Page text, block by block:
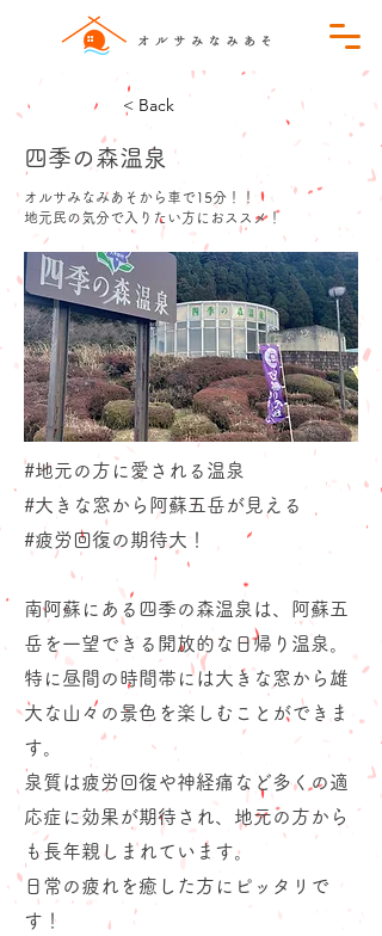
< Back
四季の森温泉
オルサみなみあそから車で15分！！
地元民の気分で入りたい方におススメ！
#地元の方に愛される温泉
#大きな窓から阿蘇五岳が見える
#疲労回復の期待大！
南阿蘇にある四季の森温泉は、阿蘇五
岳を一望できる開放的な日帰り温泉。
特に昼間の時間帯には大きな窓から雄
大な山々の景色を楽しむことができま
す。
泉質は疲労回復や神経痛など多くの適
応症に効果が期待され、地元の方から
も長年親しまれています。
日常の疲れを癒した方にピッタリで
す！